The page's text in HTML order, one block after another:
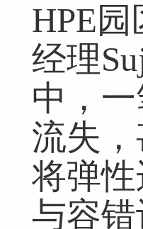
HPE
经理
中，
流失
将弹
与容